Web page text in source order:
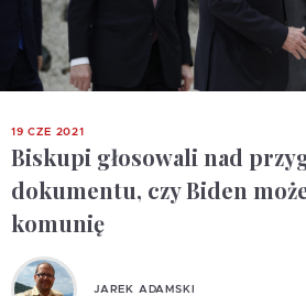
19 CZE 2021
Biskupi głosowali nad
dokumentu, czy Biden
komunię
JAREK ADAMSKI